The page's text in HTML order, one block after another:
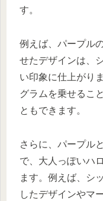
す。
例えば、パープル
せたデザインは、
い印象に仕上がり
グラムを乗せるこ
ともできます。
さらに、パープル
で、大人っぽいハ
ます。例えば、シ
したデザインやマ